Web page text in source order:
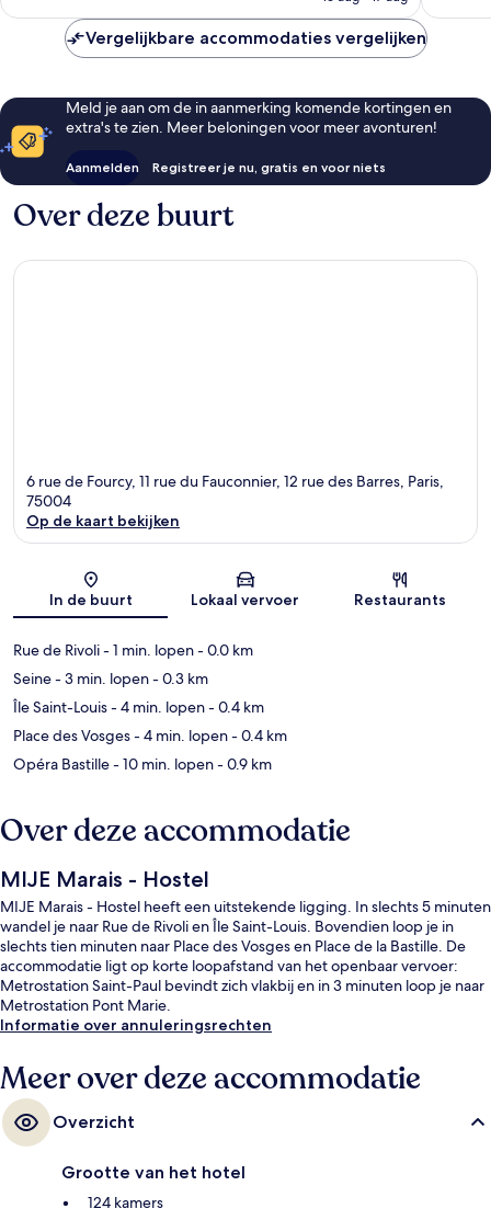
Vergelijkbare accommodaties vergelijken
Meld je aan om de in aanmerking komende kortingen en
extra's te zien. Meer beloningen voor meer avonturen!
Aanmelden Registreer je nu, gratis en voor niets
Over deze buurt
6 rue de Fourcy, 11 rue du Fauconnier, 12 rue des Barres, Paris,
75004
Op de kaart bekijken
In de buurt Lokaal vervoer Restaurants
Rue de Rivoli- 1 min. lopen- 0.0 km
Seine- 3 min. lopen- 0.3 km
Île Saint-Louis- 4 min. lopen- 0.4 km
Place des Vosges- 4 min. lopen- 0.4 km
Opéra Bastille- 10 min. lopen- 0.9 km
Over deze accommodatie
MIJE Marais - Hostel
MIJE Marais - Hostel heeft een uitstekende ligging. In slechts 5 minuten
wandel je naar Rue de Rivoli en Île Saint-Louis. Bovendien loop je in
slechts tien minuten naar Place des Vosges en Place de la Bastille. De
accommodatie ligt op korte loopafstand van het openbaar vervoer:
Metrostation Saint-Paul bevindt zich vlakbij en in 3 minuten loop je naar
Metrostation Pont Marie.
Informatie over annuleringsrechten
Meer over deze accommodatie
Overzicht
Grootte van het hotel
124 kamers